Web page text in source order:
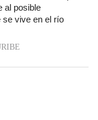
al posible
se vive en el río